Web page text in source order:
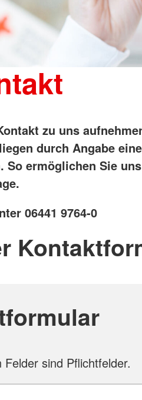
zu uns
durch Angabe
So ermöglichen Sie
06441 9764-0
sind Pflichtfelder.